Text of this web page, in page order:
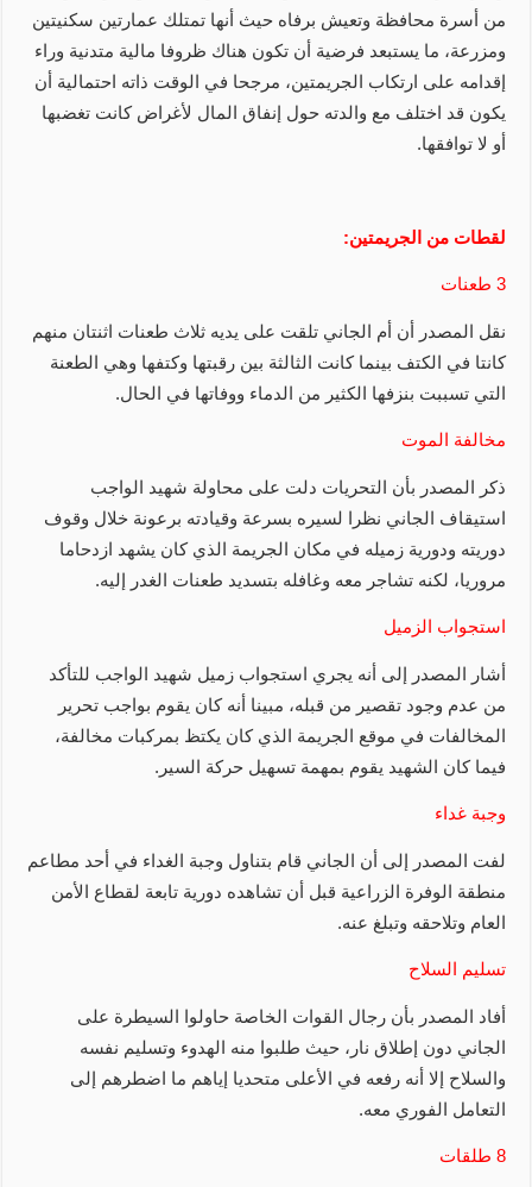
من أسرة محافظة وتعيش برفاه حيث أنها تمتلك عمارتين سكنيتين
ومزرعة، ما يستبعد فرضية أن تكون هناك ظروفا مالية متدنية وراء
إقدامه على ارتكاب الجريمتين، مرجحا في الوقت ذاته احتمالية أن
يكون قد اختلف مع والدته حول إنفاق المال لأغراض كانت تغضبها
أو لا توافقها.
لقطات من الجريمتين:
3 طعنات
نقل المصدر أن أم الجاني تلقت على يديه ثلاث طعنات اثنتان منهم
كانتا في الكتف بينما كانت الثالثة بين رقبتها وكتفها وهي الطعنة
التي تسببت بنزفها الكثير من الدماء ووفاتها في الحال.
مخالفة الموت
ذكر المصدر بأن التحريات دلت على محاولة شهيد الواجب
استيقاف الجاني نظرا لسيره بسرعة وقيادته برعونة خلال وقوف
دوريته ودورية زميله في مكان الجريمة الذي كان يشهد ازدحاما
مروريا، لكنه تشاجر معه وغافله بتسديد طعنات الغدر إليه.
استجواب الزميل
أشار المصدر إلى أنه يجري استجواب زميل شهيد الواجب للتأكد
من عدم وجود تقصير من قبله، مبينا أنه كان يقوم بواجب تحرير
المخالفات في موقع الجريمة الذي كان يكتظ بمركبات مخالفة،
فيما كان الشهيد يقوم بمهمة تسهيل حركة السير.
وجبة غداء
لفت المصدر إلى أن الجاني قام بتناول وجبة الغداء في أحد مطاعم
منطقة الوفرة الزراعية قبل أن تشاهده دورية تابعة لقطاع الأمن
العام وتلاحقه وتبلغ عنه.
تسليم السلاح
أفاد المصدر بأن رجال القوات الخاصة حاولوا السيطرة على
الجاني دون إطلاق نار، حيث طلبوا منه الهدوء وتسليم نفسه
والسلاح إلا أنه رفعه في الأعلى متحديا إياهم ما اضطرهم إلى
التعامل الفوري معه.
8 طلقات